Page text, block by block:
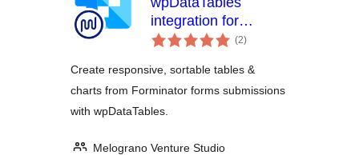
integration for
Forminator Forms
(2કુલ
રેટિંગ્સ
)
Create responsive, sortable tables &
charts from Forminator forms submissions
with wpDataTables.
Melograno Venture Studio